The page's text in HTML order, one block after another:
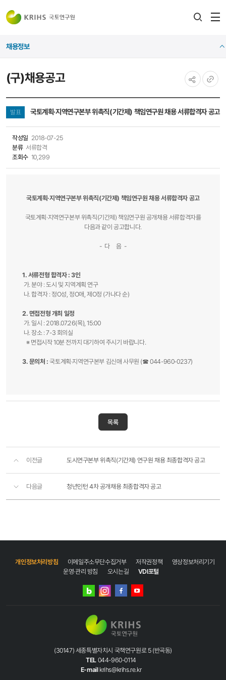
(구)채용공고
채용정보
복사
발표 국토계획·지역연구본부 위촉직(기간제) 책임연구원 채용 서류합격자 공고
작성일 2018-07-25
분류 서류합격
조회수 10,299
국토계획·지역연구본부 위촉직(기간제) 책임연구원 채용 서류합격자 공고
국토계획·지역연구본부 위촉직(기간제) 책임연구원 공개채용 서류합격자를
다음과 같이 공고합니다.
- 다 음 -
1. ​서류전형 합격자 : 3인
가. 분야 : 도시 및 지역계획 연구
나. 합격자 : 정O성, 정O​애, 제O​정 (가나다 순)
2. 면접전형 개최 일정
가. 일시 : 2018.07.26(목), 15:00
나. 장소 : 7-3 회의실
※ 면접시작 10분 전까지 대기하여 주시기 바랍니다.
3. 문의처 : 국토계획·지역연구본부 김신애 사무원 (☎ 044-960-0237)
목록
이전글 도시연구본부 위촉직(기간제) 연구원 채용 최종합격자 공고
다음글 청년인턴 4차 공개채용 최종합격자 공고​​
개인정보처리방침 이메일주소무단수집거부 저작권정책
영상정보처리기기
운영·관리 방침
오시는길 VDI포털
네이버
인스타그램
(30147) 세종특별자치시 국책연구원로 5 (반곡동)
TEL 044-960-0114
E-mail krihs@krihs.re.kr